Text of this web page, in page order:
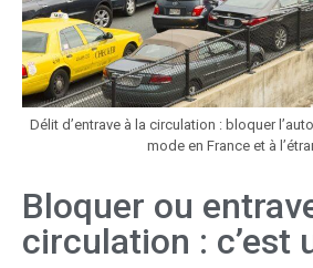
Délit d’entrave à la circulation : bloquer
mode en France et à
Bloquer ou
circulation : c’est